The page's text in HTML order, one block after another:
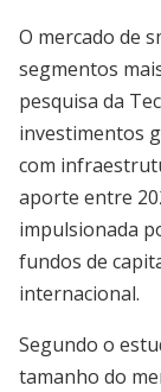
O mercado de
segmentos
pesquisa da
investimentos
com
aporte entre
impulsionada
fundos de
internacional.
Segundo o
tamanho do